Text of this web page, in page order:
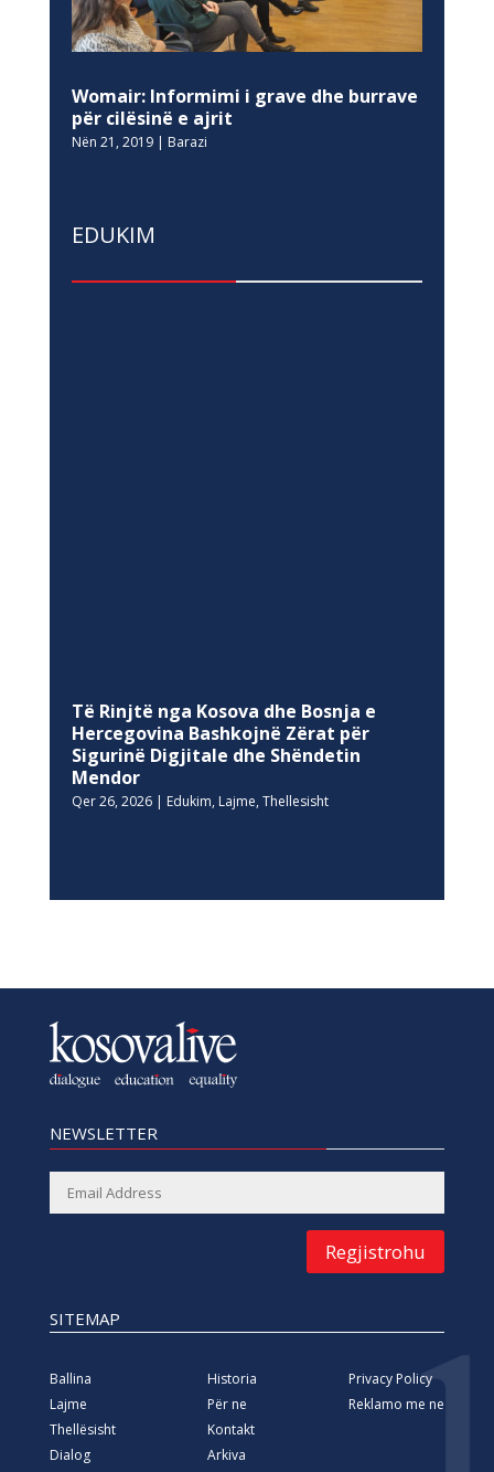
Womair: Informimi i grave dhe burrave
për cilësinë e ajrit
Nën 21, 2019| Barazi
EDUKIM
Të Rinjtë nga Kosova dhe Bosnja e
Hercegovina Bashkojnë Zërat për
Sigurinë Digjitale dhe Shëndetin
Mendor
Qer 26, 2026| Edukim, Lajme, Thellesisht
NEWSLETTER
Regjistrohu
SITEMAP
Ballina
Lajme
Thellësisht
Dialog
Historia
Për ne
Kontakt
Arkiva
Privacy Policy
Reklamo me ne